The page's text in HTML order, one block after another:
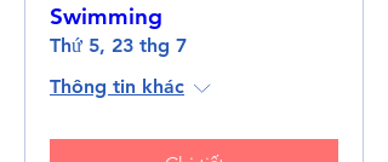
Swimming
Thứ 5, 23 thg 7
Thông tin khác